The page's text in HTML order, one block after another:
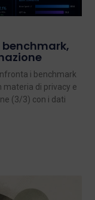
benchmark,
i benchmark
materia di privacy e
(3/3) con i dati